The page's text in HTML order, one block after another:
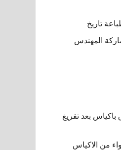
تاريخ
عصر الزيوت موديل 811 ماركة المهندس
باكياس بعد تفريغ
من الاكياس